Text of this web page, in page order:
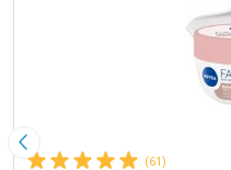
Imagem Anterior
(61)